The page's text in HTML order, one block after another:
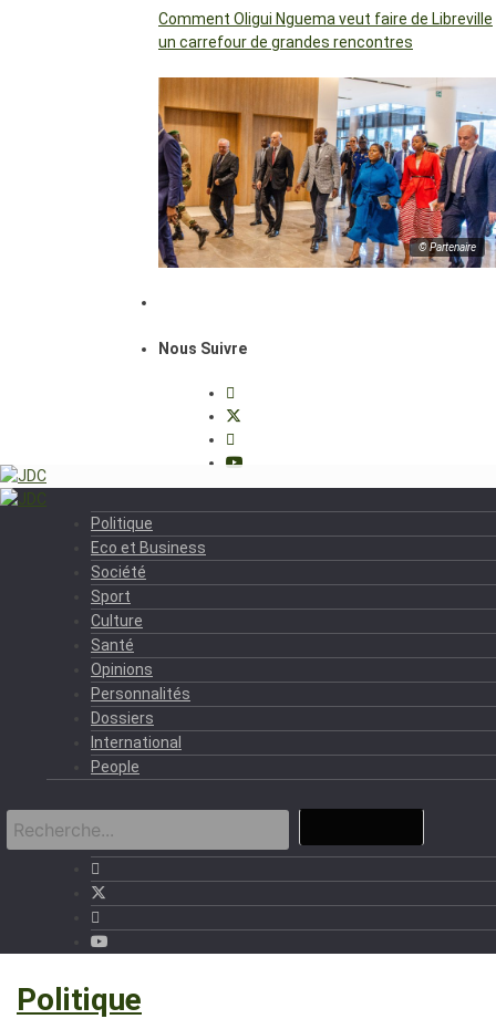
Comment Oligui Nguema veut faire de Libreville
un carrefour de grandes rencontres
© Partenaire
Nous Suivre
Politique
Eco et Business
Société
Sport
Culture
Santé
Opinions
Personnalités
Dossiers
International
People
Politique